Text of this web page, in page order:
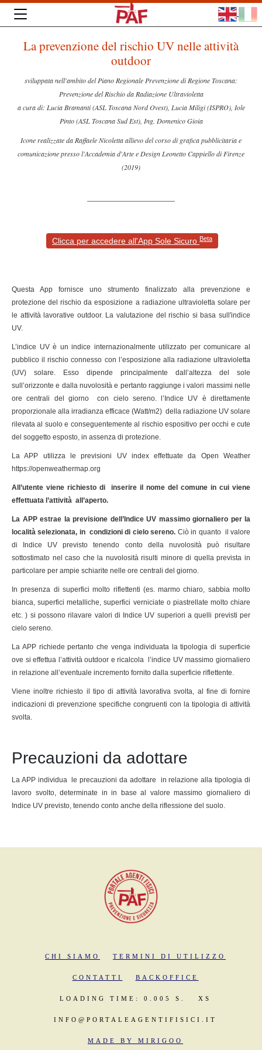
La prevenzione del rischio UV nelle attività
outdoor
sviluppata nell'ambito del Piano Regionale Prevenzione di Regione Toscana:
Prevenzione del Rischio da Radiazione Ultravioletta
a cura di: Lucia Bramanti (ASL Toscana Nord Ovest), Lucia Miligi (ISPRO), Iole
Pinto (ASL Toscana Sud Est), Ing. Domenico Gioia
Icone realizzate da Raffaele Nicoletta allievo del corso di grafica pubblicitaria e
comunicazione presso l'Accademia d'Arte e Design Leonetto Cappiello di Firenze
(2019)
Clicca per accedere all'App Sole Sicuro Beta
Questa App fornisce uno strumento finalizzato alla prevenzione e
protezione del rischio da esposizione a radiazione ultravioletta solare per
le attività lavorative outdoor. La valutazione del rischio si basa sull'indice
UV.
L’indice UV è un indice internazionalmente utilizzato per comunicare al
pubblico il rischio connesso con l’esposizione alla radiazione ultravioletta
(UV) solare. Esso dipende principalmente dall’altezza del sole
sull’orizzonte e dalla nuvolosità e pertanto raggiunge i valori massimi nelle
ore centrali del giorno con cielo sereno. l’Indice UV è direttamente
proporzionale alla irradianza efficace (Watt/m2) della radiazione UV solare
rilevata al suolo e conseguentemente al rischio espositivo per occhi e cute
del soggetto esposto, in assenza di protezione.
La APP utilizza le previsioni UV index effettuate da Open Weather
https://openweathermap.org
All’utente viene richiesto di inserire il nome del comune in cui viene
effettuata l’attività all’aperto.
La APP estrae la previsione dell’Indice UV massimo giornaliero per la
località selezionata, in condizioni di cielo sereno. Ciò in quanto il valore
di Indice UV previsto tenendo conto della nuvolosità può risultare
sottostimato nel caso che la nuvolosità risulti minore di quella prevista in
particolare per ampie schiarite nelle ore centrali del giorno.
In presenza di superfici molto riflettenti (es. marmo chiaro, sabbia molto
bianca, superfici metalliche, superfici verniciate o piastrellate molto chiare
etc. ) si possono rilavare valori di Indice UV superiori a quelli previsti per
cielo sereno.
La APP richiede pertanto che venga individuata la tipologia di superficie
ove si effettua l’attività outdoor e ricalcola l’indice UV massimo giornaliero
in relazione all’eventuale incremento fornito dalla superficie riflettente.
Viene inoltre richiesto il tipo di attività lavorativa svolta, al fine di fornire
indicazioni di prevenzione specifiche congruenti con la tipologia di attività
svolta.
Precauzioni da adottare
La APP individua le precauzioni da adottare in relazione alla tipologia di
lavoro svolto, determinate in in base al valore massimo giornaliero di
Indice UV previsto, tenendo conto anche della riflessione del suolo.
CHI SIAMO TERMINI DI UTILIZZO
CONTATTI BACKOFFICE
LOADING TIME: 0.005 S. XS
INFO@PORTALEAGENTIFISICI.IT
MADE BY MIRIGOO